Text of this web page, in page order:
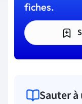
fiches.
Sauter